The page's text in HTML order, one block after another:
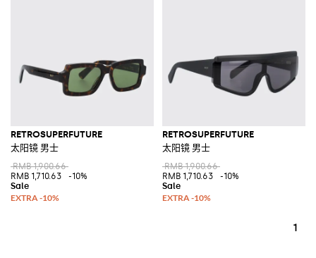
RETROSUPERFUTURE
太阳镜 男士
RMB 1,900.66
RMB 1,710.63
-10%
RETROSUPERFUTURE
太阳镜 男士
RMB 1,900.66
RMB 1,710.63
-10%
1